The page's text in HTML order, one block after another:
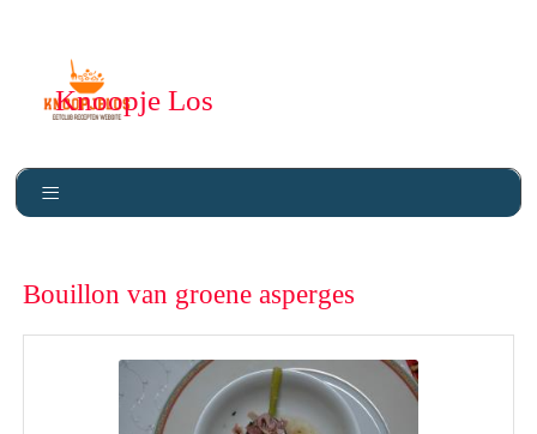
Knoopje Los
Bouillon van groene asperges